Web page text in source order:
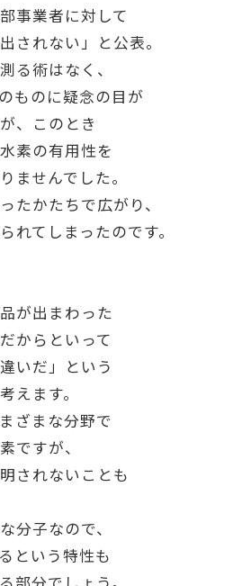
事業者に対して
されない」と公表。
る術はなく、
ものに疑念の目が
、このとき
素の有用性を
ませんでした。
たかたちで広がり、
れてしまったのです。
が出まわった
からといって
いだ」という
えます。
ざまな分野で
ですが、
されないことも
分子なので、
という特性も